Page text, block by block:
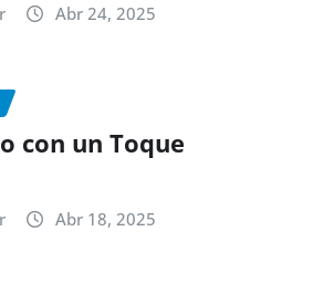
Abr 24, 2025
con un Toque
Abr 18, 2025